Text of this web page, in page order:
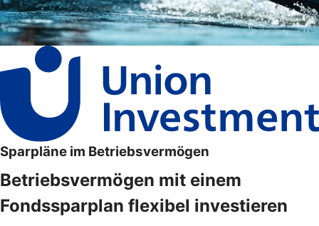
Sparpläne im Betriebsvermögen
Betriebsvermögen mit einem
Fondssparplan flexibel investieren